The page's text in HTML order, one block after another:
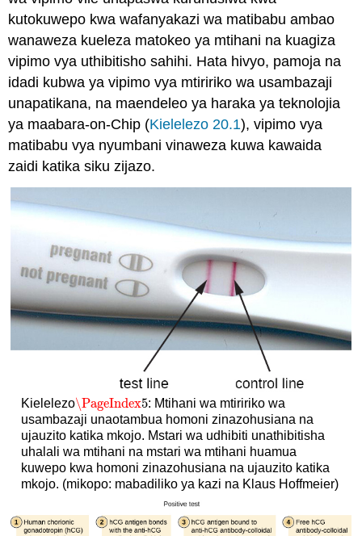
kutokuwepo kwa wafanyakazi wa matibabu ambao
wanaweza kueleza matokeo ya mtihani na kuagiza
vipimo vya uthibitisho sahihi. Hata hivyo, pamoja na
idadi kubwa ya vipimo vya mtiririko wa usambazaji
unapatikana, na maendeleo ya haraka ya teknolojia
ya maabara-on-Chip (Kielelezo 20.1), vipimo vya
matibabu vya nyumbani vinaweza kuwa kawaida
zaidi katika siku zijazo.
Kielelezo\PageIndex5
\PageIndex5: Mtihani wa mtiririko wa
usambazaji unaotambua homoni zinazohusiana na
ujauzito katika mkojo. Mstari wa udhibiti unathibitisha
uhalali wa mtihani na mstari wa mtihani huamua
kuwepo kwa homoni zinazohusiana na ujauzito katika
mkojo. (mikopo: mabadiliko ya kazi na Klaus Hoffmeier)